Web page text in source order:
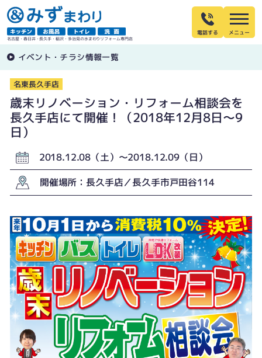
名古屋・春日井・長久手・稲沢・多治見の水まわりリフォーム専門店
電話する
イベント・チラシ情報一覧
名東長久手店
歳末リノベーション・リフォーム相談会を
長久手店にて開催！（2018年12月8日〜9
日）
2018.12.08（土）〜2018.12.09（日）
開催場所：長久手店／長久手市戸田谷114